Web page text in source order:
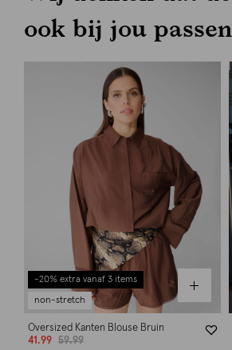
ook bij jou passen
-20% extra vanaf 3 items
non-stretch
Oversized Kanten Blouse Bruin
41.99
59.99